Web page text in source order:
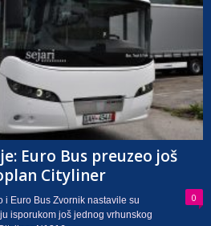
Euro Bus preuzeo još
Cityliner
0
i Euro Bus Zvornik nastavile su
isporukom još jednog vrhunskog